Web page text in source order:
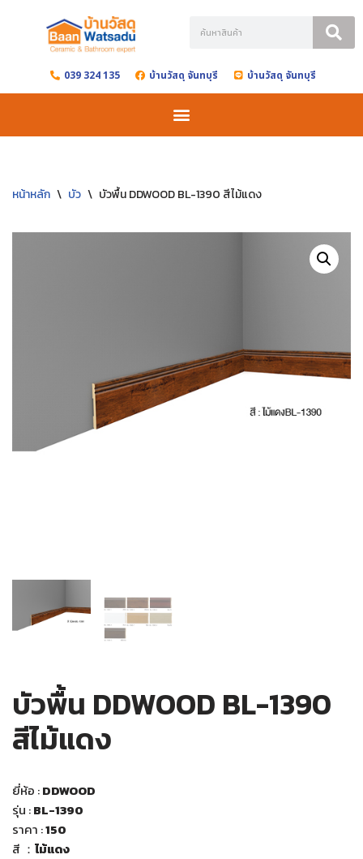
content 039 324 135 บ้านวัสดุ จันทบุรี บ้านวัสดุ จันทบุรี
หน้าหลัก \ บัว \ บัวพื้น DDWOOD BL-1390 สีไม้แดง
บัวพื้น DDWOOD BL-1390
สีไม้แดง
ยี่ห้อ :DDWOOD
รุ่น :BL-1390
ราคา :150
สี ： ไม้แดง